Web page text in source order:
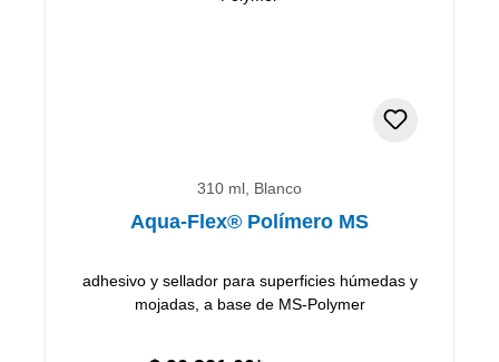
310 ml, Blanco
Aqua-Flex® Polímero MS
adhesivo y sellador para superficies húmedas y
mojadas, a base de MS-Polymer